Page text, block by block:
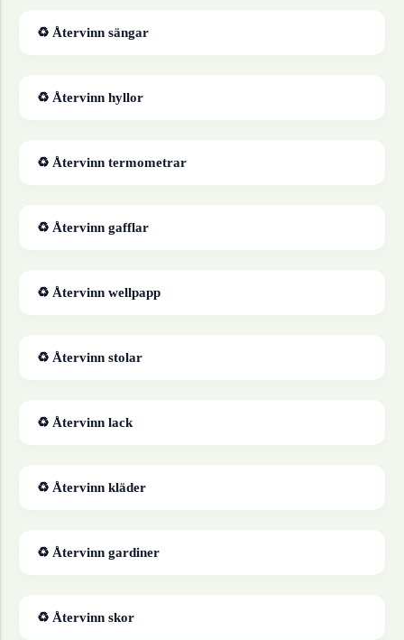
♻ Återvinn sängar
♻ Återvinn hyllor
♻ Återvinn termometrar
♻ Återvinn gafflar
♻ Återvinn wellpapp
♻ Återvinn stolar
♻ Återvinn lack
♻ Återvinn kläder
♻ Återvinn gardiner
♻ Återvinn skor